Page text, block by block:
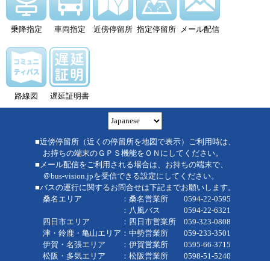
乗降指定 車両指定 近傍停留所 指定停留所 メール配信
路線図 遅延証明書
■近傍停留所（近くの停留所を地図で表示）ご利用時は、
お持ちの端末のＧＰＳ機能をＯＮにしてください。
■メール配信をご利用される場合は、お持ちの端末で、
＠bus-vision.jpを受信できる設定にしてください。
■バスの運行に関するお問合せは下記までお願いします。
桑名エリア ：桑名営業所 0594-22-0595
：八風バス 0594-22-6321
四日市エリア ：四日市営業所 059-323-0808
津・鈴鹿・亀山エリア：中勢営業所 059-233-3501
伊賀・名張エリア ：伊賀営業所 0595-66-3715
松阪・多気エリア ：松阪営業所 0598-51-5240